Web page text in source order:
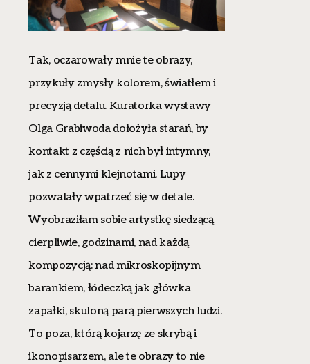
Tak, oczarowały mnie te obrazy,
przykuły zmysły kolorem, światłem i
precyzją detalu. Kuratorka wystawy
Olga Grabiwoda dołożyła starań, by
kontakt z częścią z nich był intymny,
jak z cennymi klejnotami. Lupy
pozwalały wpatrzeć się w detale.
Wyobraziłam sobie artystkę siedzącą
cierpliwie, godzinami, nad każdą
kompozycją: nad mikroskopijnym
barankiem, łódeczką jak główka
zapałki, skuloną parą pierwszych ludzi.
To poza, którą kojarzę ze skrybą i
ikonopisarzem, ale te obrazy to nie